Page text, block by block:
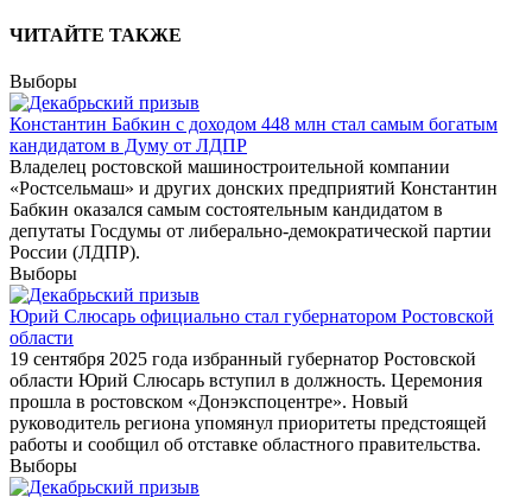
ЧИТАЙТЕ ТАКЖЕ
Выборы
Константин Бабкин с доходом 448 млн стал самым богатым
кандидатом в Думу от ЛДПР
Владелец ростовской машиностроительной компании
«Ростсельмаш» и других донских предприятий Константин
Бабкин оказался самым состоятельным кандидатом в
депутаты Госдумы от либерально-демократической партии
России (ЛДПР).
Выборы
Юрий Слюсарь официально стал губернатором Ростовской
области
19 сентября 2025 года избранный губернатор Ростовской
области Юрий Слюсарь вступил в должность. Церемония
прошла в ростовском «Донэкспоцентре». Новый
руководитель региона упомянул приоритеты предстоящей
работы и сообщил об отставке областного правительства.
Выборы